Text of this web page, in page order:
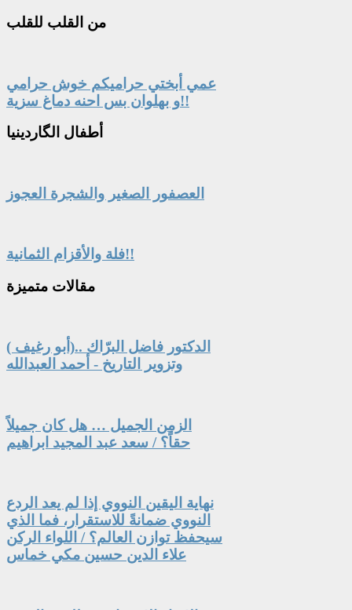
من القلب للقلب
عمي أبختي حراميكم خوش حرامي
و بهلوان بس احنه دماغ سزية!!
أطفال الگاردينيا
العصفور الصغير والشجرة العجوز
فلة والأقزام الثمانية!!
مقالات متميزة
الدكتور فاضل البرّاك ..(أبو رغيف )
وتزوير التاريخ - أحمد العبدالله
الزمن الجميل … هل كان جميلاً
حقاً؟ / سعد عبد المجيد ابراهيم
نهاية اليقين النووي إذا لم يعد الردع
النووي ضمانةً للاستقرار، فما الذي
سيحفظ توازن العالم؟ / اللواء الركن
علاء الدين حسين مكي خماس